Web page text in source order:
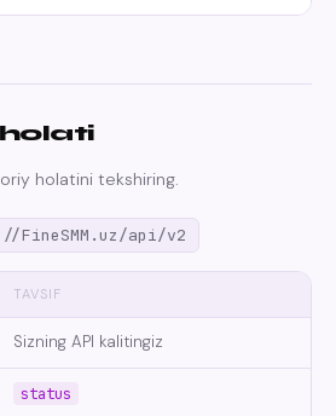
holatini tekshiring.
FineSMM.uz/api/v2
TAVSIF
Sizning API kalitingiz
status